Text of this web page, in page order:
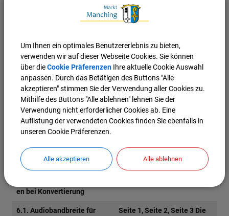
Bedienelemente auf der
Seite.
Grafiken und Objekte
Bilder haben nur teilweise
nicht anwendbar sind 57 Prüfschritte:
Prüfschritt Kommentar
5.3. Biometrie
Seite.
5.4. Erhaltung von
en bei Konvertierung
Seite 1, Seite 2, Seite 3 Es
6.1. Audiobandbreite für
Seite 1, Seite 2, Seite 3 Die
Um Ihnen ein optimales Benutzererlebnis zu bieten,
verwenden wir auf dieser Webseite Cookies. Sie können
über dieCookie Präferenzen Ihre aktuelle Cookie Auswahl
anpassen. Durch das Betätigen des Buttons "Alle
akzeptieren" stimmen Sie der Verwendung aller Cookies zu.
Mithilfe des Buttons "Alle ablehnen" lehnen Sie der
Verwendung nicht erforderlicher Cookies ab. Eine
Auflistung der verwendeten Cookies finden Sie ebenfalls in
unseren Cookie Präferenzen.
Alle akzeptieren Alle ablehnen